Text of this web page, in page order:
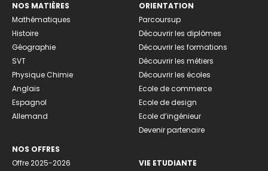
NOS MATIÈRES
Mathématiques
Histoire
Géographie
SVT
Physique Chimie
Anglais
Espagnol
Allemand
NOS OFFRES
Offre 2025-2026
ORIENTATION
Parcoursup
Découvrir les diplômes
Découvrir les formations
Découvrir les métiers
Découvrir les écoles
Ecole de commerce
Ecole de design
Ecole d’ingénieur
Devenir partenaire
VIE ETUDIANTE